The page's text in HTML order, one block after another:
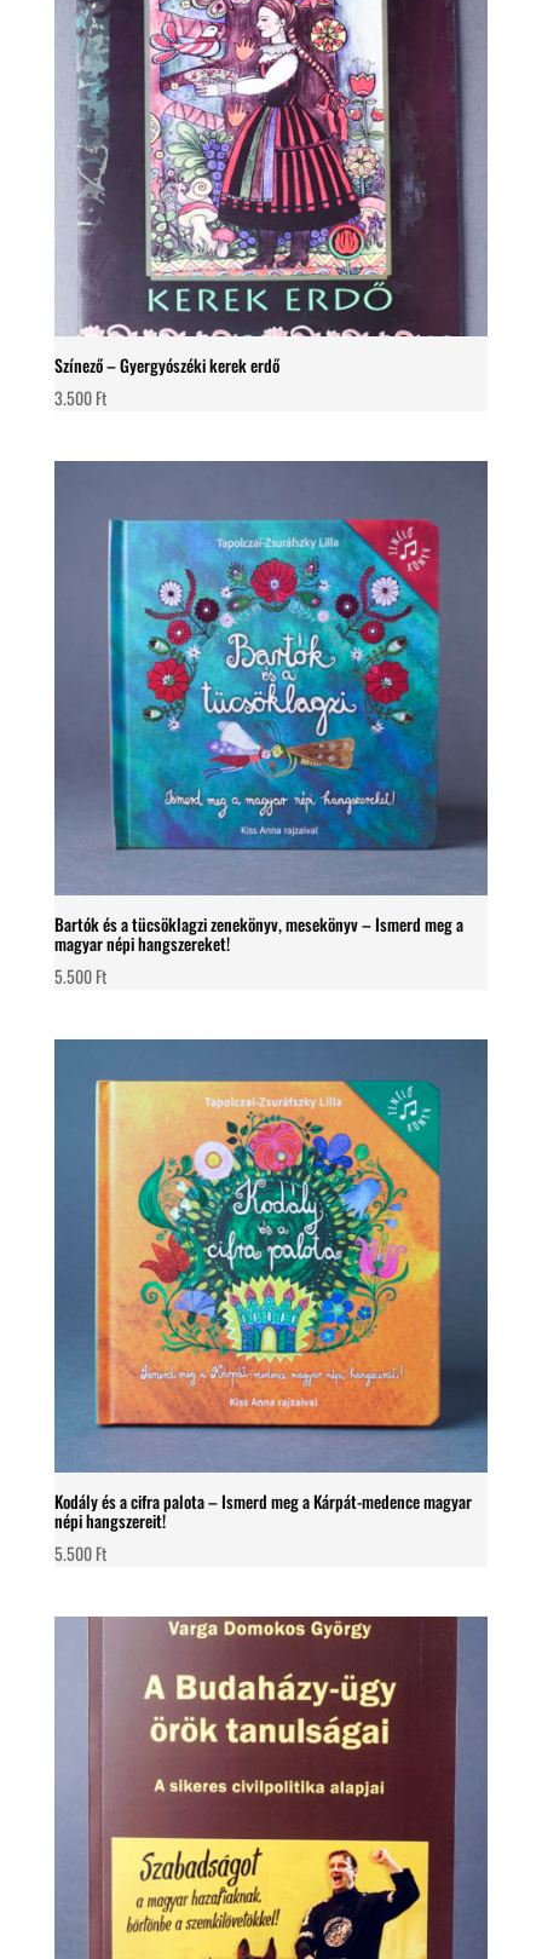
Színező – Gyergyószéki kerek erdő
3.500Ft
Bartók és a tücsöklagzi zenekönyv, mesekönyv – Ismerd meg a
magyar népi hangszereket!
5.500Ft
Kodály és a cifra palota – Ismerd meg a Kárpát-medence magyar
népi hangszereit!
5.500Ft